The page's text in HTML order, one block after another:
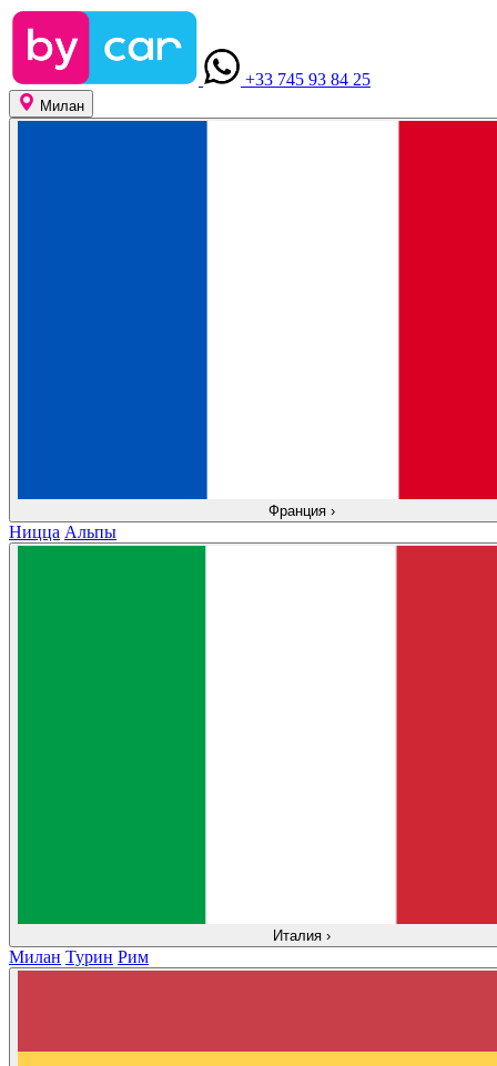
+33 745 93 84 25
Милан
Франция ›
Ницца Альпы
Италия ›
Милан Турин Рим